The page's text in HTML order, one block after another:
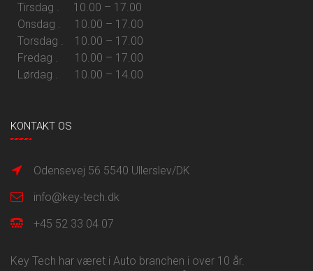
Tirsdag . 10.00 – 17.00
Onsdag . 10.00 – 17.00
Torsdag . 10.00 – 17.00
Fredag . 10.00 – 17.00
Lørdag . 10.00 – 14.00
KONTAKT OS
Odensevej 56 5540 Ullerslev/DK
info@key-tech.dk
+45 52 33 04 07
Key Tech har været i Auto branchen i over 10 år.